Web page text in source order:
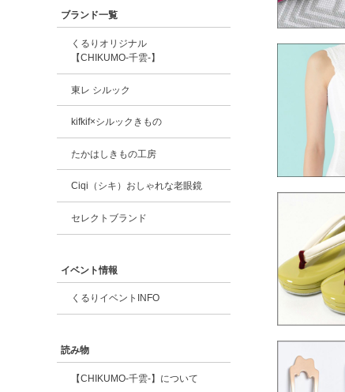
ブランド一覧
くるりオリジナル
【CHIKUMO-千雲-】
東レ シルック
kifkif×シルックきもの
たかはしきもの工房
Ciqi（シキ）おしゃれな老眼鏡
セレクトブランド
イベント情報
くるりイベントINFO
読み物
【CHIKUMO-千雲-】について